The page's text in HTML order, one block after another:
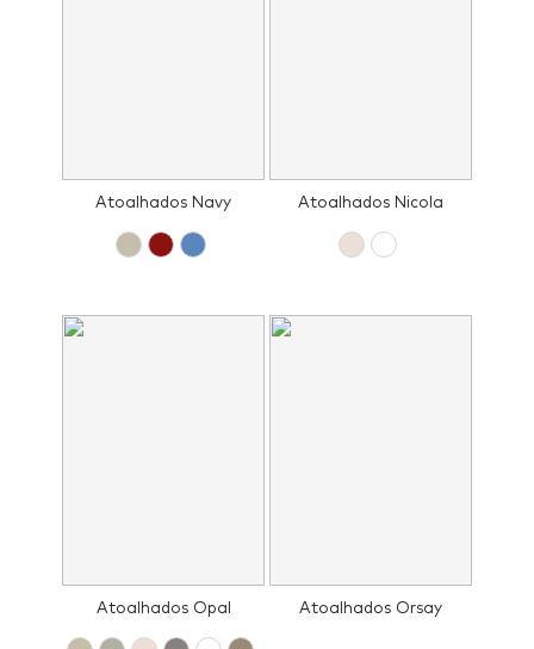
Atoalhados Navy Atoalhados Nicola
Atoalhados Opal Atoalhados Orsay